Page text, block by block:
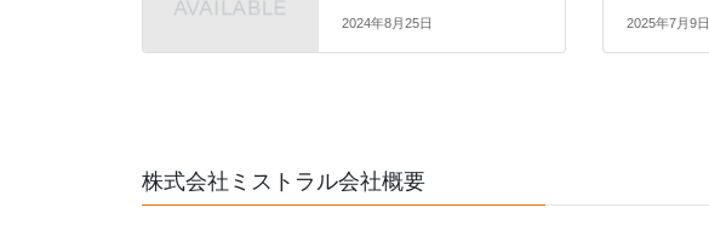
2024年8月25日 2025年7月9日
株式会社ミストラル会社概要